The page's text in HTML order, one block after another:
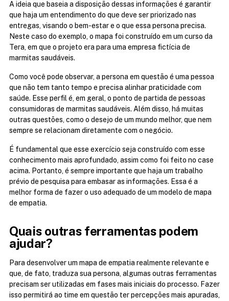
A ideia que baseia a disposição dessas informações é garantir
que haja um entendimento do que deve ser priorizado nas
entregas, visando o bem-estar e o que essa persona precisa.
Neste caso do exemplo, o mapa foi construído em um curso da
Tera, em que o projeto era para uma empresa fictícia de
marmitas saudáveis.
Como você pode observar, a persona em questão é uma pessoa
que não tem tanto tempo e precisa alinhar praticidade com
saúde. Esse perfil é, em geral, o ponto de partida de pessoas
consumidoras de marmitas saudáveis. Além disso, há muitas
outras questões, como o desejo de um mundo melhor, que nem
sempre se relacionam diretamente com o negócio.
É fundamental que esse exercício seja construído com esse
conhecimento mais aprofundado, assim como foi feito no case
acima. Portanto, é sempre importante que haja um trabalho
prévio de pesquisa para embasar as informações. Essa é a
melhor forma de fazer o uso adequado de um modelo de mapa
de empatia.
Quais outras ferramentas podem
ajudar?
Para desenvolver um mapa de empatia realmente relevante e
que, de fato, traduza sua persona, algumas outras ferramentas
precisam ser utilizadas em fases mais iniciais do processo. Fazer
isso permitirá ao time em questão ter percepções mais apuradas,